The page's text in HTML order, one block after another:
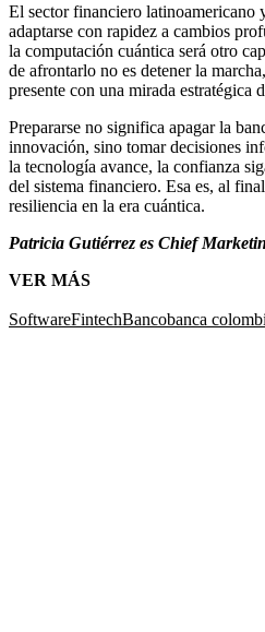
El sector financiero latinoamericano
adaptarse con rapidez a cambios
la computación cuántica será otro
de afrontarlo no es detener la
presente con una mirada estratégica
Prepararse no significa apagar la
innovación, sino tomar decisiones
la tecnología avance, la confianza
del sistema financiero. Esa es, al
resiliencia en la era cuántica.
Patricia Gutiérrez es Chief
VER MÁS
SoftwareFintechBancobanca